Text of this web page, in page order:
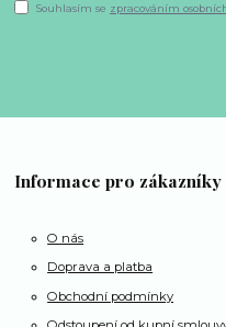
Souhlasím se zpracováním
Informace pro zákazníky
O nás
Doprava a platba
Obchodní podmínky